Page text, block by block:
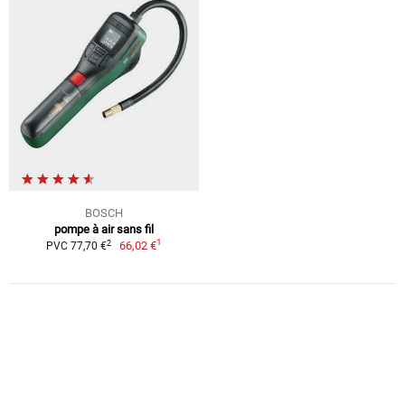
BOSCH
pompe à air sans fil
PVC 77,70 €2 66,02 €1